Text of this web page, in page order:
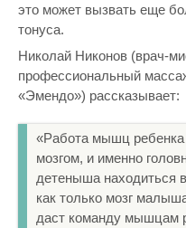
это может вызвать еще
тонуса.
Николай Никонов (врач-
профессиональный
«Эмендо») рассказывает:
«Работа мышц ребенка
мозгом, и именно
детеныша находиться
как только мозг
даст команду мышцам